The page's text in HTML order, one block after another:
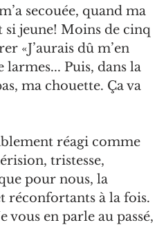
secouée, quand ma
si jeune! Moins de cinq
«J’aurais dû m’en
larmes... Puis, dans la
ma chouette. Ça va
réagi comme
tristesse,
pour nous, la
réconfortants à la fois.
vous en parle au passé,